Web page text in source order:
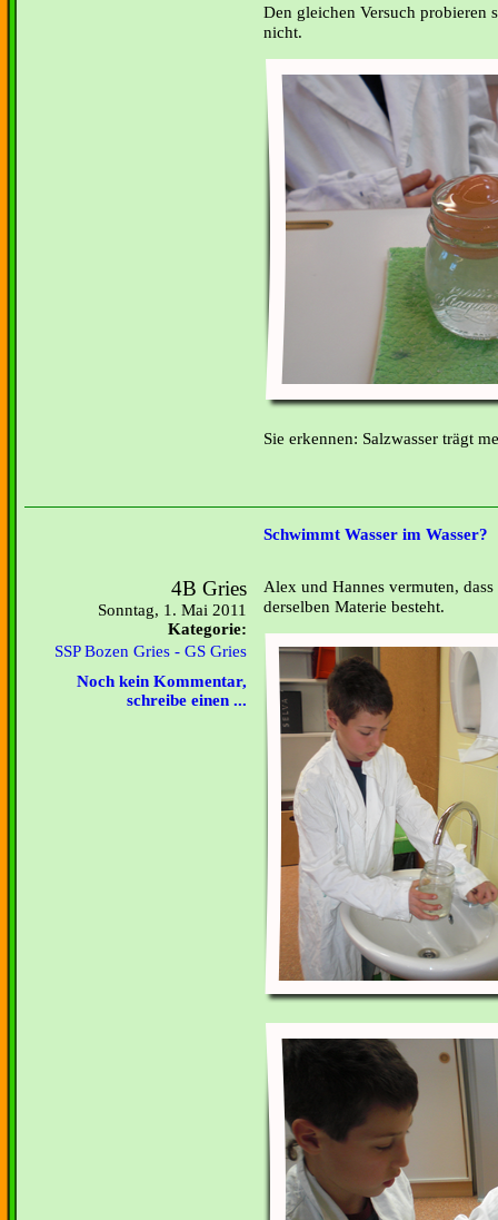
Den gleichen Versuch probieren
nicht.
Sie erkennen: Salzwasser trägt
Schwimmt Wasser im Wasser?
4B Gries
Sonntag, 1. Mai 2011
Kategorie:
SSP Bozen Gries - GS Gries
Noch kein Kommentar,
schreibe einen ...
Alex und Hannes vermuten,
derselben Materie besteht.